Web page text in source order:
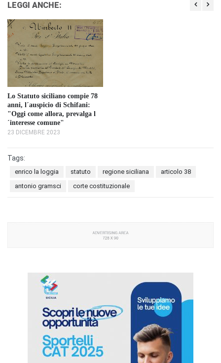
LEGGI ANCHE:
Lo Statuto siciliano compie 78
anni, l´auspicio di Schifani:
"Oggi come allora, prevalga l
´interesse comune"
23 DICEMBRE 2023
Tags:
enrico la loggia statuto regione siciliana
articolo 38
antonio gramsci
corte costituzionale